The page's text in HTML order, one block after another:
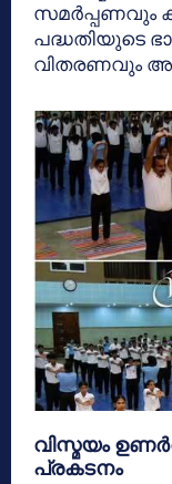
സമർപ്പണവും
പദ്ധതിയുടെ
വിതരണവും
വിസ്മയം
പ്രകടനം